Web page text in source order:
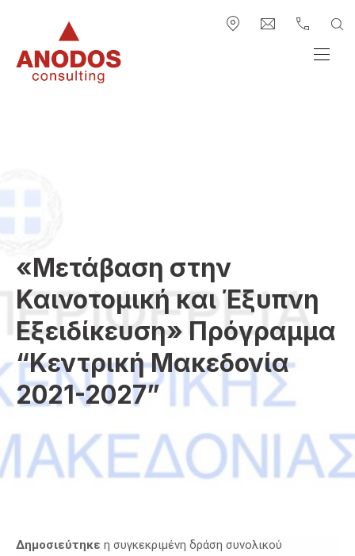
ΕΠΆΝΩ ΓΡΑΜΜΉ ΠΛΟΉΓΗΣΗ
info@anodos-
+30
Anodos Group
«Μετάβαση στην
Καινοτομική και Έξυπνη
Εξειδίκευση» Πρόγραμμα
“Κεντρική Μακεδονία
2021-2027”
Δημοσιεύτηκε η συγκεκριμένη δράση συνολικού